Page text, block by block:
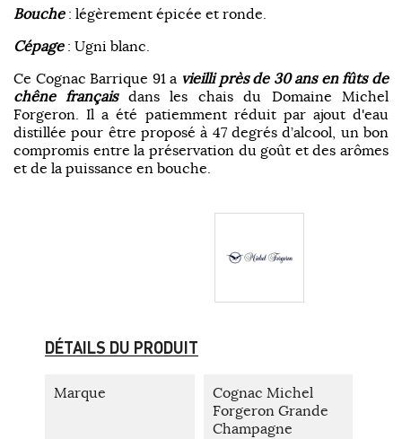
Bouche: légèrement épicée et ronde.
Cépage: Ugni blanc.
Ce Cognac Barrique 91 a vieilli près de 30 ans en fûts de
chêne françaisdans les chais du Domaine Michel
Forgeron. Il a été patiemment réduit par ajout d'eau
distillée pour être proposé à 47 degrés d’alcool, un bon
compromis entre la préservation du goût et des arômes
et de la puissance en bouche.
DÉTAILS DU PRODUIT
Marque
Cognac Michel
Forgeron Grande
Champagne